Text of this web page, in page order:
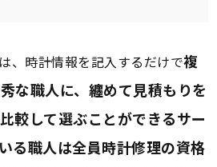
、時計情報を記入するだけで複
な職人に、纏めて見積もりを
較して選ぶことができるサー
る職人は全員時計修理の資格